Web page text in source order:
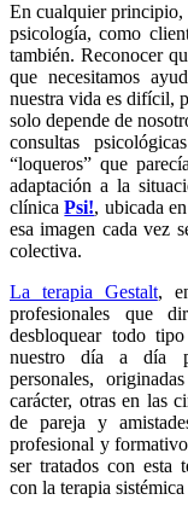
En cualquier principio,
psicología, como
también. Reconocer
que necesitamos
nuestra vida es difícil,
solo depende de
consultas
“loqueros” que
adaptación a la
clínicaPsi!, ubicada
esa imagen cada vez
colectiva.
La terapia Gestalt,
profesionales que
desbloquear todo
nuestro día a día
personales,
carácter, otras en las
de pareja y
profesional y
ser tratados con esta
con la terapia